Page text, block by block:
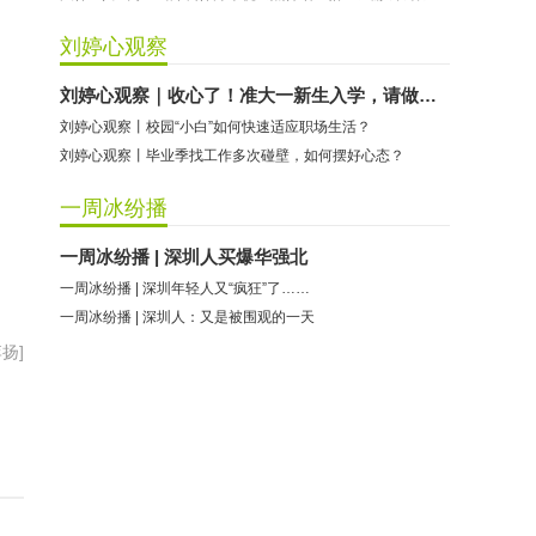
]
刘婷心观察
刘婷心观察｜收心了！准大一新生入学，请做好这些准备
刘婷心观察丨校园“小白”如何快速适应职场生活？
刘婷心观察丨毕业季找工作多次碰壁，如何摆好心态？
一周冰纷播
一周冰纷播 | 深圳人买爆华强北
一周冰纷播 | 深圳年轻人又“疯狂”了……
一周冰纷播 | 深圳人：又是被围观的一天